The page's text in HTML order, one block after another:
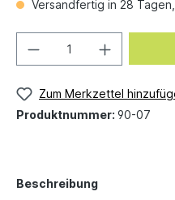
Versandfertig in 28
Zum Merkzettel
Produktnummer: 90-07
Beschreibung